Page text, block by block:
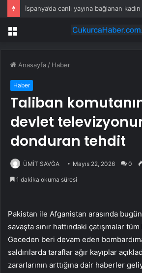
Menü
Anasayfa / Haber
Haber
Taliban
devlet
donduran tehdit
ÜMİT SAVĞA Mayıs 22, 2026 0
1 dakika okuma süresi
Pakistan ile Afganistan arasında
savaşta sınır hattındaki çatışmalar tüm
Geceden beri devam eden
saldırılarda taraflar ağır kayıplar
zararlarının arttığına dair haberler